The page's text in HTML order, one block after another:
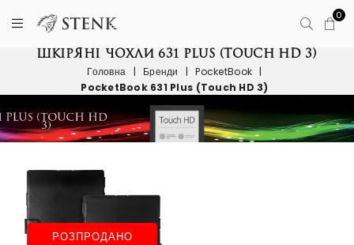
0
ШКІРЯНІ ЧОХЛИ 631 PLUS (TOUCH HD 3)
Головна | Бренди | PocketBook |
PocketBook 631 Plus (Touch HD 3)
РОЗПРОДАНО